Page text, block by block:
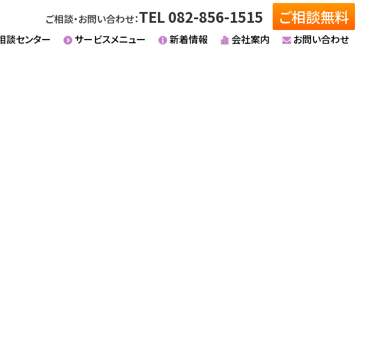
ご相談・お問い合わせ：TEL 082-856-1515 ご相談無料
談センター サービスメニュー 新着情報 会社案内 お問い合わせ